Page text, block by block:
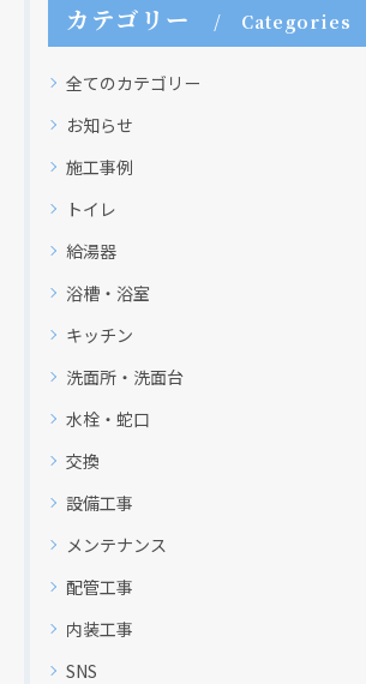
カテゴリー Categories
全てのカテゴリー
お知らせ
施工事例
トイレ
給湯器
浴槽・浴室
キッチン
洗面所・洗面台
水栓・蛇口
交換
設備工事
メンテナンス
配管工事
内装工事
SNS